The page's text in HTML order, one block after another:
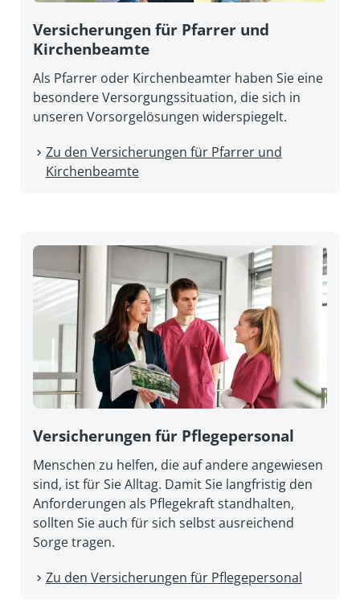
Versicherungen für Pfarrer und
Kirchenbeamte
Als Pfarrer oder Kirchenbeamter haben Sie eine
besondere Versorgungssituation, die sich in
unseren Vorsorgelösungen widerspiegelt.
Zu den Versicherungen für Pfarrer und
Kirchenbeamte
Versicherungen für Pflegepersonal
Menschen zu helfen, die auf andere angewiesen
sind, ist für Sie Alltag. Damit Sie lang­fristig den
An­forderungen als Pflege­kraft stand­halten,
sollten Sie auch für sich selbst aus­reichend
Sorge tragen.
Zu den Versicherungen für Pflegepersonal